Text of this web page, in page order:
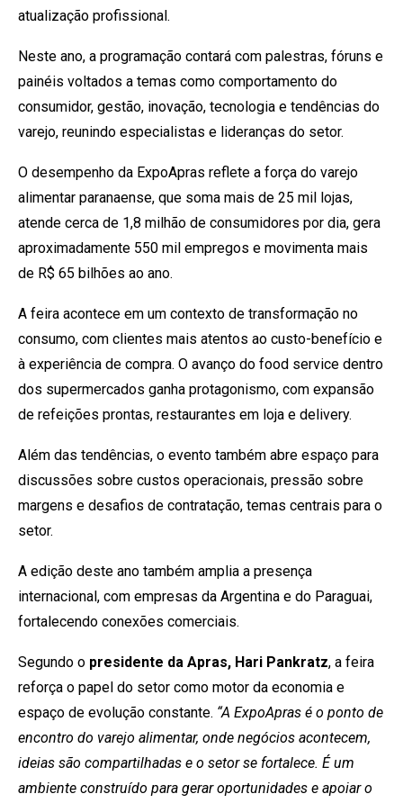
atualização profissional.
Neste ano, a programação contará com palestras, fóruns e
painéis voltados a temas como comportamento do
consumidor, gestão, inovação, tecnologia e tendências do
varejo, reunindo especialistas e lideranças do setor.
O desempenho da ExpoApras reflete a força do varejo
alimentar paranaense, que soma mais de 25 mil lojas,
atende cerca de 1,8 milhão de consumidores por dia, gera
aproximadamente 550 mil empregos e movimenta mais
de R$ 65 bilhões ao ano.
A feira acontece em um contexto de transformação no
consumo, com clientes mais atentos ao custo-benefício e
à experiência de compra. O avanço do food service dentro
dos supermercados ganha protagonismo, com expansão
de refeições prontas, restaurantes em loja e delivery.
Além das tendências, o evento também abre espaço para
discussões sobre custos operacionais, pressão sobre
margens e desafios de contratação, temas centrais para o
setor.
A edição deste ano também amplia a presença
internacional, com empresas da Argentina e do Paraguai,
fortalecendo conexões comerciais.
Segundo o presidente da Apras, Hari Pankratz, a feira
reforça o papel do setor como motor da economia e
espaço de evolução constante. “A ExpoApras é o ponto de
encontro do varejo alimentar, onde negócios acontecem,
ideias são compartilhadas e o setor se fortalece. É um
ambiente construído para gerar oportunidades e apoiar o